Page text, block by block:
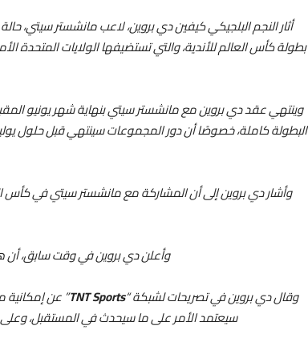
أثار النجم البلجيكي كيفين دي بروين، لاعب مانشستر
وينتهي عقد دي بروين مع مانشستر سيتي بنهاية شهر يونيو
البطولة كاملة، خصوصًا أن دور المجموعات سينتهي قبل حلول
وأشار دي بروين إلى أن المشاركة مع مانشستر سيتي في كأس
وأعلن دي بروين في وقت سابق،
وقال دي بروين في تصريحات لشبكة “TNT Sports” عن إمكانية
سيعتمد الأمر على ما سيحدث في المستقبل،